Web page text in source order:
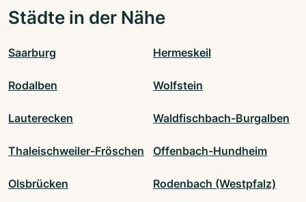
Städte in der Nähe
Saarburg Hermeskeil
Rodalben Wolfstein
Lauterecken Waldfischbach-Burgalben
Thaleischweiler-Fröschen Offenbach-Hundheim
Olsbrücken Rodenbach (Westpfalz)